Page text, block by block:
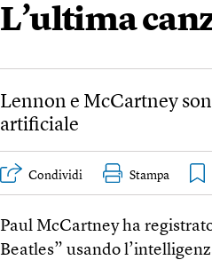
L’ultima
Lennon e McCartney
artificiale
Condividi Stampa
Paul McCartney ha
Beatles” usando